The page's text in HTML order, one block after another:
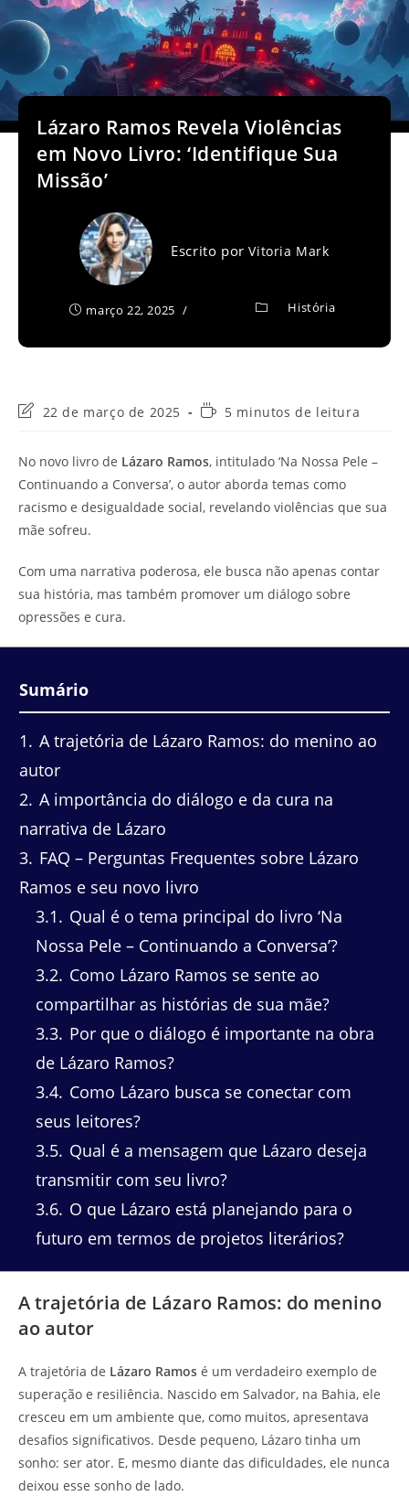
Lázaro Ramos Revela Violências
em Novo Livro: ‘Identifique Sua
Missão’
Escrito porVitoria Mark
março 22, 2025 História
Última
post:
22 de março de 2025
Tempo5 minutos de leitura
No novo livro de Lázaro Ramos, intitulado ‘Na Nossa Pele –
Continuando a Conversa’, o autor aborda temas como
racismo e desigualdade social, revelando violências que sua
mãe sofreu.
Com uma narrativa poderosa, ele busca não apenas contar
sua história, mas também promover um diálogo sobre
opressões e cura.
Sumário
1
A trajetória de Lázaro Ramos: do menino ao
autor
2 A importância do diálogo e da cura na
narrativa de Lázaro
3 FAQ – Perguntas Frequentes sobre Lázaro
Ramos e seu novo livro
3.1
Qual é o tema principal do livro ‘Na
Nossa Pele – Continuando a Conversa’?
3.2 Como Lázaro Ramos se sente ao
compartilhar as histórias de sua mãe?
3.3 Por que o diálogo é importante na obra
de Lázaro Ramos?
3.4 Como Lázaro busca se conectar com
seus leitores?
3.5 Qual é a mensagem que Lázaro deseja
transmitir com seu livro?
3.6 O que Lázaro está planejando para o
futuro em termos de projetos literários?
A trajetória de Lázaro Ramos: do menino
ao autor
A trajetória de Lázaro Ramos é um verdadeiro exemplo de
superação e resiliência. Nascido em Salvador, na Bahia, ele
cresceu em um ambiente que, como muitos, apresentava
desafios significativos. Desde pequeno, Lázaro tinha um
sonho: ser ator. E, mesmo diante das dificuldades, ele nunca
deixou esse sonho de lado.